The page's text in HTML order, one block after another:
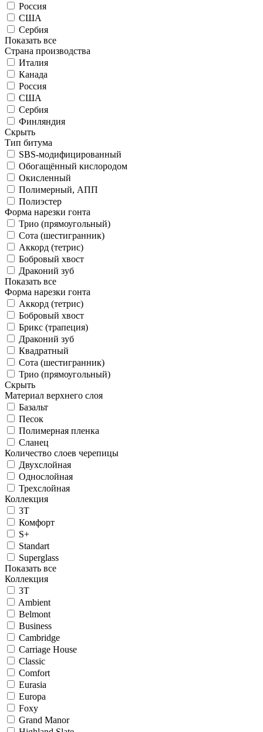
Россия
США
Сербия
Показать все
Страна производства
Италия
Канада
Россия
США
Сербия
Финляндия
Скрыть
Тип битума
SBS-модифицированный
Обогащённый кислородом
Окисленный
Полимерный, АПП
Полиэстер
Форма нарезки гонта
Трио (прямоугольный)
Сота (шестигранник)
Аккорд (тетрис)
Бобровый хвост
Драконий зуб
Показать все
Форма нарезки гонта
Аккорд (тетрис)
Бобровый хвост
Брикс (трапеция)
Драконий зуб
Квадратный
Сота (шестигранник)
Трио (прямоугольный)
Скрыть
Материал верхнего слоя
Базальт
Песок
Полимерная пленка
Сланец
Количество слоев черепицы
Двухслойная
Однослойная
Трехслойная
Коллекция
3T
Комфорт
S+
Standart
Superglass
Показать все
Коллекция
3T
Ambient
Belmont
Business
Cambridge
Carriage House
Classic
Comfort
Eurasia
Europa
Foxy
Grand Manor